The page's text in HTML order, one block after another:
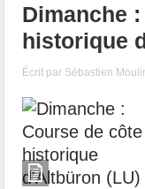
Dimanche
historique
Écrit par Sébastien